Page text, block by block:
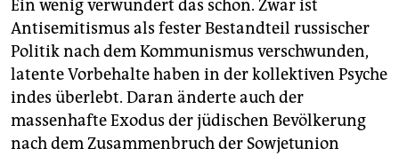
Ein wenig verwundert das schon. Zwar ist
Antisemitismus als fester Bestandteil russischer
Politik nach dem Kommunismus verschwunden,
latente Vorbehalte haben in der kollektiven Psyche
indes überlebt. Daran änderte auch der
massenhafte Exodus der jüdischen Bevölkerung
nach dem Zusammenbruch der Sowjetunion